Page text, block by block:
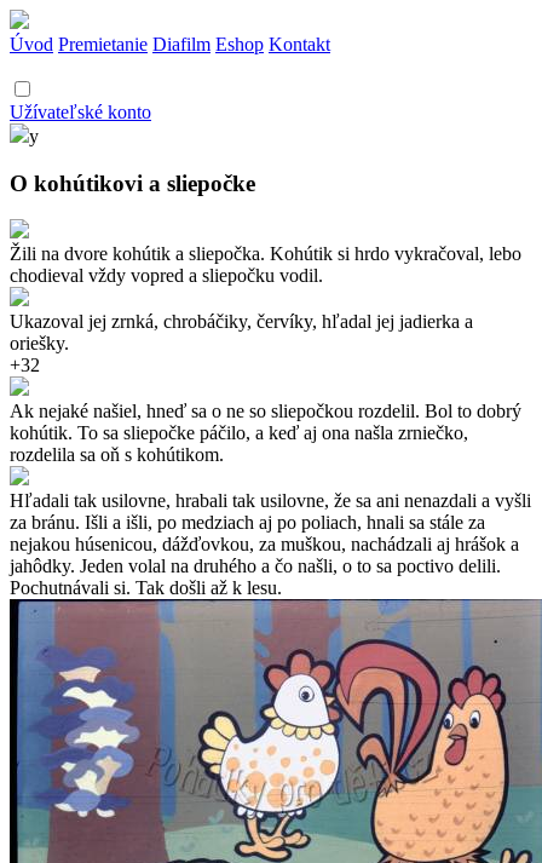
Úvod Premietanie Diafilm Eshop Kontakt
Užívateľské konto
y
O kohútikovi a sliepočke
Žili na dvore kohútik a sliepočka. Kohútik si hrdo vykračoval, lebo
chodieval vždy vopred a sliepočku vodil.
Ukazoval jej zrnká, chrobáčiky, červíky, hľadal jej jadierka a
oriešky.
+32
Ak nejaké našiel, hneď sa o ne so sliepočkou rozdelil. Bol to dobrý
kohútik. To sa sliepočke páčilo, a keď aj ona našla zrniečko,
rozdelila sa oň s kohútikom.
Hľadali tak usilovne, hrabali tak usilovne, že sa ani nenazdali a vyšli
za bránu. Išli a išli, po medziach aj po poliach, hnali sa stále za
nejakou húsenicou, dážďovkou, za muškou, nachádzali aj hrášok a
jahôdky. Jeden volal na druhého a čo našli, o to sa poctivo delili.
Pochutnávali si. Tak došli až k lesu.